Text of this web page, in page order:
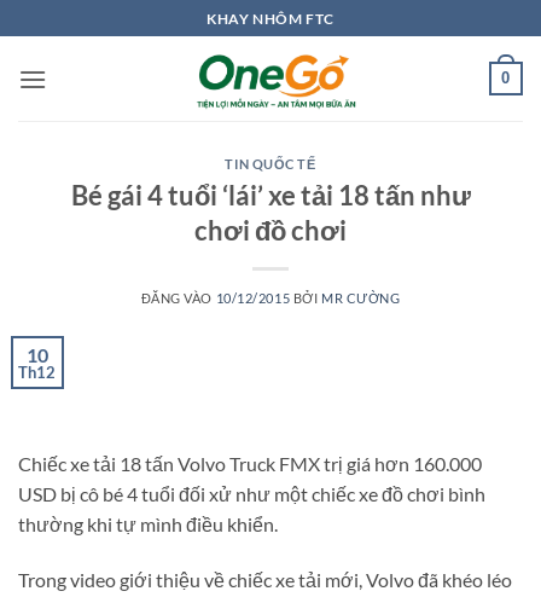
qua
nội
KHAY NHÔM FTC
0
TIN QUỐC TẾ
Bé gái 4 tuổi ‘lái’ xe tải 18 tấn như
chơi đồ chơi
ĐĂNG VÀO 10/12/2015 BỞI MR CƯỜNG
10
Th12
Chiếc xe tải 18 tấn Volvo Truck FMX trị giá hơn 160.000
USD bị cô bé 4 tuổi đối xử như một chiếc xe đồ chơi bình
thường khi tự mình điều khiển.
Trong video giới thiệu về chiếc xe tải mới, Volvo đã khéo léo